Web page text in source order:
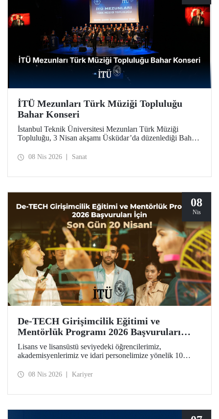
İTÜ Mezunları Türk Müziği Topluluğu
Bahar Konseri
İstanbul Teknik Üniversitesi Mezunları Türk Müziği
Topluluğu, 3 Nisan akşamı Üsküdar’da düzenlediği Bahar
musikisinin en seçkin örneklerini dinleyicilerle buluşturdu.
08 Nis 2026 Sanat
08
Nis
De-TECH Girişimcilik Eğitimi ve
Mentörlük Programı 2026 Başvuruları
Başladı
Lisans ve lisansüstü seviyedeki öğrencilerimiz,
akademisyenlerimiz ve idari personelimize yönelik 10
Programı başvuruları için son gün 20 Nisan! Katılımcılar
08 Nis 2026 Kariyer